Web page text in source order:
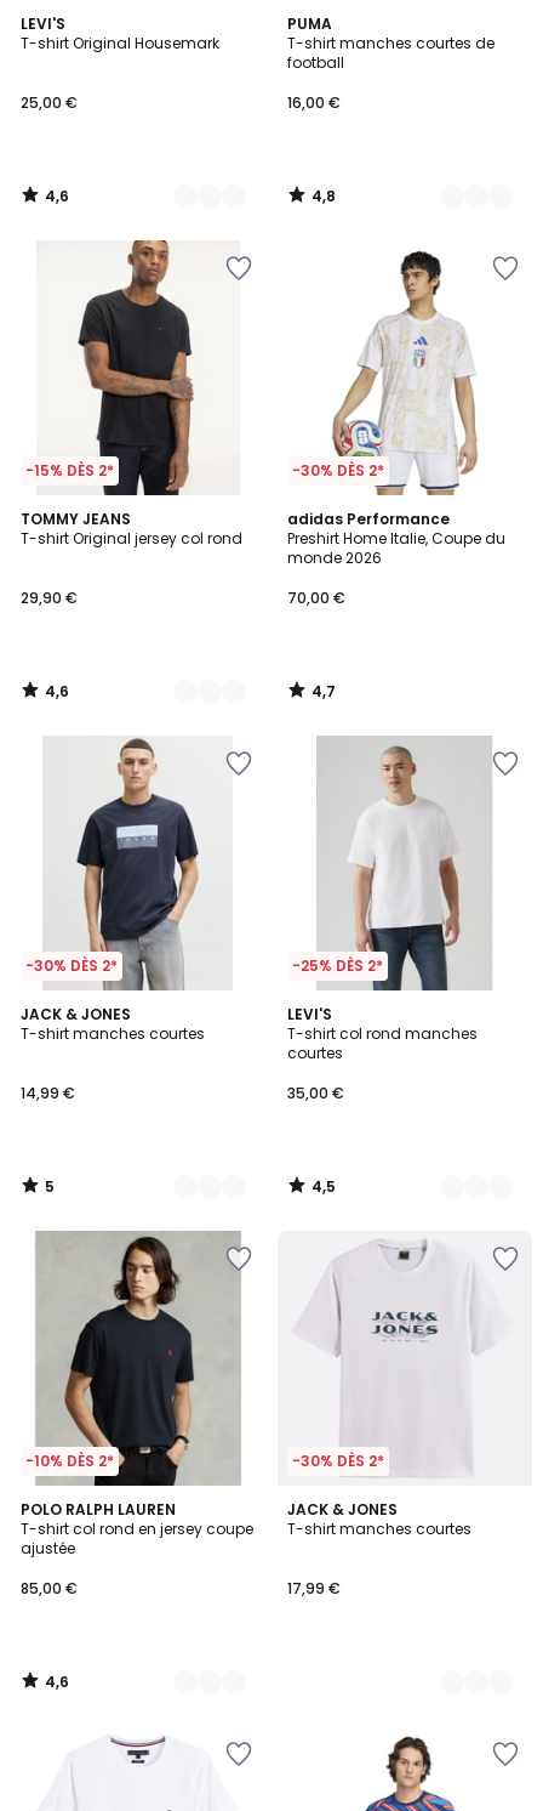
LEVI'S
T-shirt Original Housemark
25,00 €
4,6
/ 5
4
Couleurs
4,6
/
PUMA
T-shirt manches courtes de
football
16,00 €
4,8
/ 5
6
Couleurs
4,8
/
-15% DÈS 2*
TOMMY JEANS
T-shirt Original jersey col rond
29,90 €
4,6
/ 5
6
Couleurs
4,6
/
-30% DÈS 2*
adidas Performance
Preshirt Home Italie, Coupe du
monde 2026
70,00 €
4,7
/ 5
4,7
/
-30% DÈS 2*
JACK & JONES
T-shirt manches courtes
14,99 €
5
/
2
Couleurs
5
/
-25% DÈS 2*
LEVI'S
T-shirt col rond manches
courtes
35,00 €
4,5
/ 5
3
Couleurs
4,5
/
-10% DÈS 2*
POLO RALPH LAUREN
T-shirt col rond en jersey coupe
ajustée
85,00 €
4,6
/ 5
4
Couleurs
4,6
/
-30% DÈS 2*
JACK & JONES
T-shirt manches courtes
17,99 €
3
Couleurs